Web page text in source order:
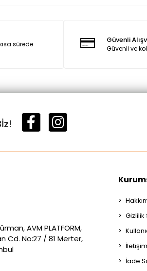
sürede
Güvenli
Güvenli ve
AVM PLATFORM,
Cd. No:27 / 81 Merter,
İletişim
İade